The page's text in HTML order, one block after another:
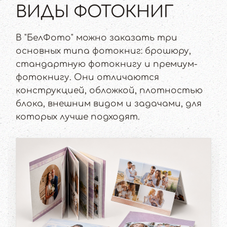
ВИДЫ ФОТОКНИГ
В "БелФото" можно заказать три
основных типа фотокниг: брошюру,
стандартную фотокнигу и премиум-
фотокнигу. Они отличаются
конструкцией, обложкой, плотностью
блока, внешним видом и задачами, для
которых лучше подходят.